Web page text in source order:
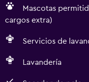
Mascotas
cargos extra)
Servicios de
Lavandería